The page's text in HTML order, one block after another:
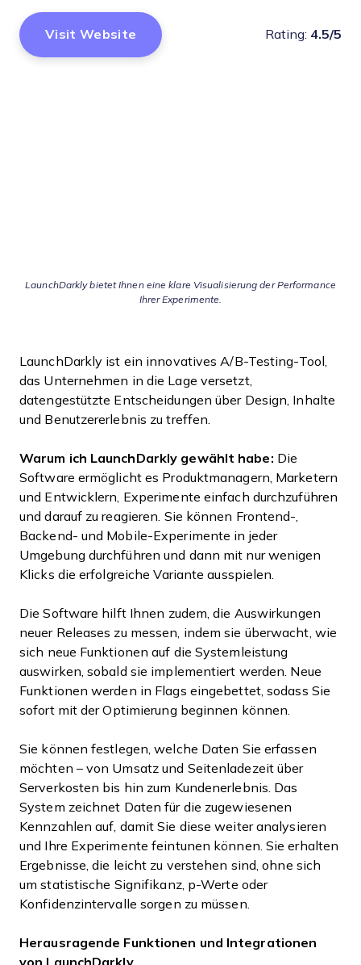
Visit Website Rating: 4.5/5
LaunchDarkly bietet Ihnen eine klare Visualisierung der Performance
Ihrer Experimente.
LaunchDarkly ist ein innovatives A/B-Testing-Tool,
das Unternehmen in die Lage versetzt,
datengestützte Entscheidungen über Design, Inhalte
und Benutzererlebnis zu treffen.
Warum ich LaunchDarkly gewählt habe: Die
Software ermöglicht es Produktmanagern, Marketern
und Entwicklern, Experimente einfach durchzuführen
und darauf zu reagieren. Sie können Frontend-,
Backend- und Mobile-Experimente in jeder
Umgebung durchführen und dann mit nur wenigen
Klicks die erfolgreiche Variante ausspielen.
Die Software hilft Ihnen zudem, die Auswirkungen
neuer Releases zu messen, indem sie überwacht, wie
sich neue Funktionen auf die Systemleistung
auswirken, sobald sie implementiert werden. Neue
Funktionen werden in Flags eingebettet, sodass Sie
sofort mit der Optimierung beginnen können.
Sie können festlegen, welche Daten Sie erfassen
möchten – von Umsatz und Seitenladezeit über
Serverkosten bis hin zum Kundenerlebnis. Das
System zeichnet Daten für die zugewiesenen
Kennzahlen auf, damit Sie diese weiter analysieren
und Ihre Experimente feintunen können. Sie erhalten
Ergebnisse, die leicht zu verstehen sind, ohne sich
um statistische Signifikanz, p-Werte oder
Konfidenzintervalle sorgen zu müssen.
Herausragende Funktionen und Integrationen
von LaunchDarkly